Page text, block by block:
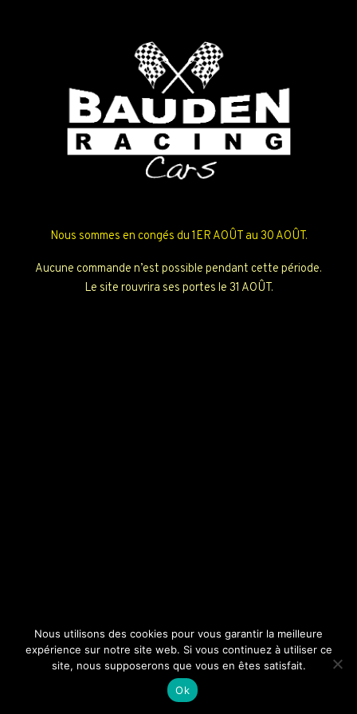
Nous sommes en congés du 1ER AOÛT au 30 AOÛT.
Aucune commande n’est possible pendant cette période.
Le site rouvrira ses portes le 31 AOÛT.
Nous utilisons des cookies pour vous garantir la meilleure
expérience sur notre site web. Si vous continuez à utiliser ce
site, nous supposerons que vous en êtes satisfait.
Ok